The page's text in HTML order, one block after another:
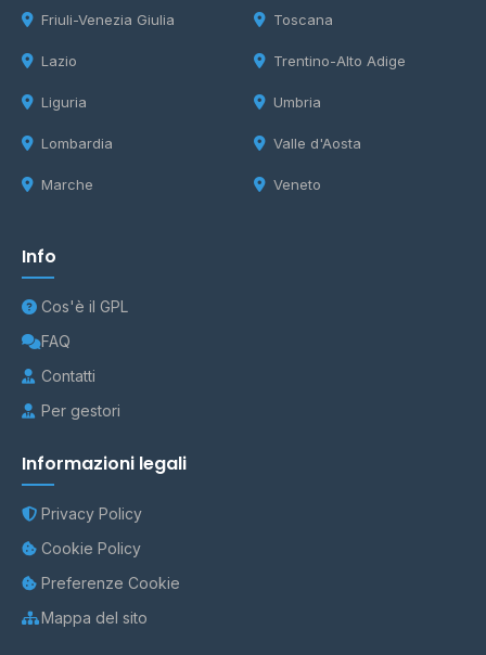
Friuli-Venezia Giulia
Lazio
Liguria
Lombardia
Marche
Toscana
Trentino-Alto Adige
Umbria
Valle d'Aosta
Veneto
Info
Cos'è il GPL
FAQ
Contatti
Per gestori
Informazioni legali
Privacy Policy
Cookie Policy
Preferenze Cookie
Mappa del sito